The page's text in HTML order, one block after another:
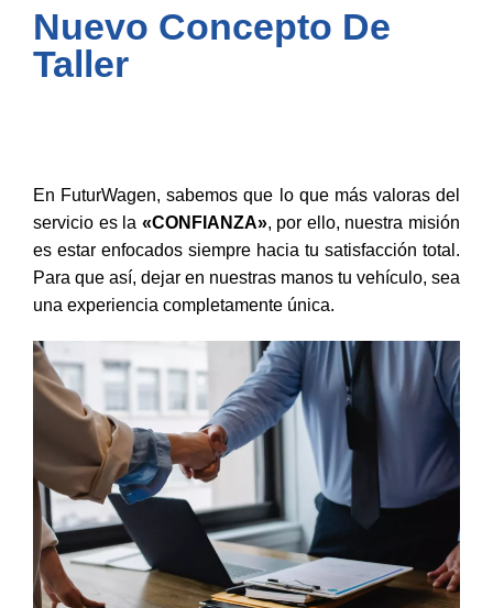
Nuevo Concepto De
Taller
En FuturWagen, sabemos que lo que más valoras del
servicio es la «CONFIANZA», por ello, nuestra misión
es estar enfocados siempre hacia tu satisfacción total.
Para que así, dejar en nuestras manos tu vehículo, sea
una experiencia completamente única.